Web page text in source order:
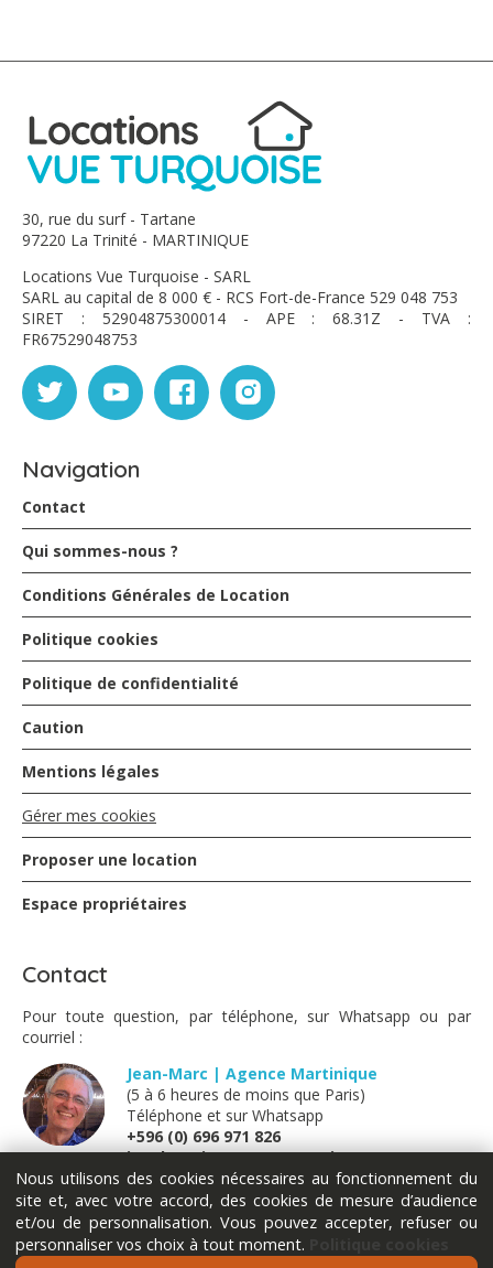
30, rue du surf - Tartane
97220 La Trinité - MARTINIQUE
Locations Vue Turquoise - SARL
SARL au capital de 8 000 € - RCS Fort-de-France 529 048 753
SIRET : 52904875300014 - APE : 68.31Z - TVA :
FR67529048753
Navigation
Contact
Qui sommes-nous ?
Conditions Générales de Location
Politique cookies
Politique de confidentialité
Caution
Mentions légales
Gérer mes cookies
Proposer une location
Espace propriétaires
Contact
Pour toute question, par téléphone, sur Whatsapp ou par
courriel :
Jean-Marc | Agence Martinique
(5 à 6 heures de moins que Paris)
Téléphone et sur Whatsapp
+596 (0) 696 971 826
jm@locations-vue-turquoise.com
Marion | France métropolitaine
(Lundi - Mardi - Jeudi - Vendredi)
Téléphone et sur Whatsapp
Nous utilisons des cookies nécessaires au fonctionnement du
site et, avec votre accord, des cookies de mesure d’audience
et/ou de personnalisation. Vous pouvez accepter, refuser ou
personnaliser vos choix à tout moment.